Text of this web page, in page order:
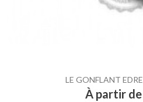
LE GONFLANT
Prix
À partir